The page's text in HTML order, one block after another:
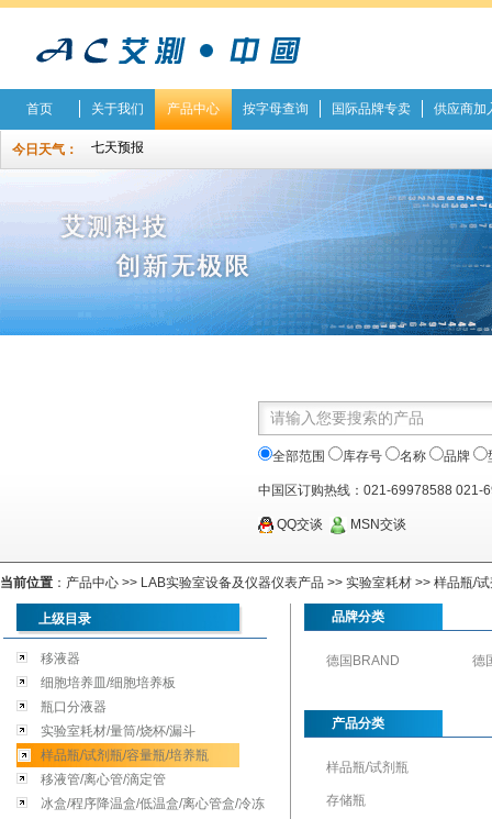
首页 关于我们 产品中心 按字母查询 国际品牌专卖 供应商加
今日天气：
全部范围 库存号 名称 品牌
中国区订购热线：021-69978588 021-
QQ交谈 MSN交谈
当前位置 ： 产品中心 >> LAB实验室设备及仪器仪表产品 >> 实验室耗材 >> 样品瓶/
上级目录
移液器
细胞培养皿/细胞培养板
瓶口分液器
实验室耗材/量筒/烧杯/漏斗
样品瓶/试剂瓶/容量瓶/培养瓶
移液管/离心管/滴定管
冰盒/程序降温盒/低温盒/离心管盒/冷冻
品牌分类
德国BRAND 德
产品分类
样品瓶/试剂瓶
存储瓶